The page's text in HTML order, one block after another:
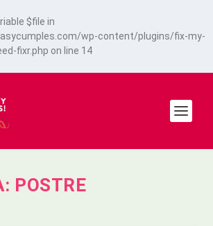
$file in
wp-content/plugins/fix-my-
fixr.php on line 14
POSTRE